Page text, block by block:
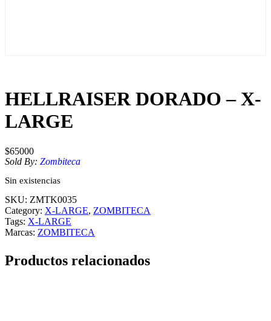
HELLRAISER DORADO – X-
LARGE
$65000
Sold By: Zombiteca
Sin existencias
SKU: ZMTK0035
Category: X-LARGE, ZOMBITECA
Tags: X-LARGE
Marcas: ZOMBITECA
Productos relacionados